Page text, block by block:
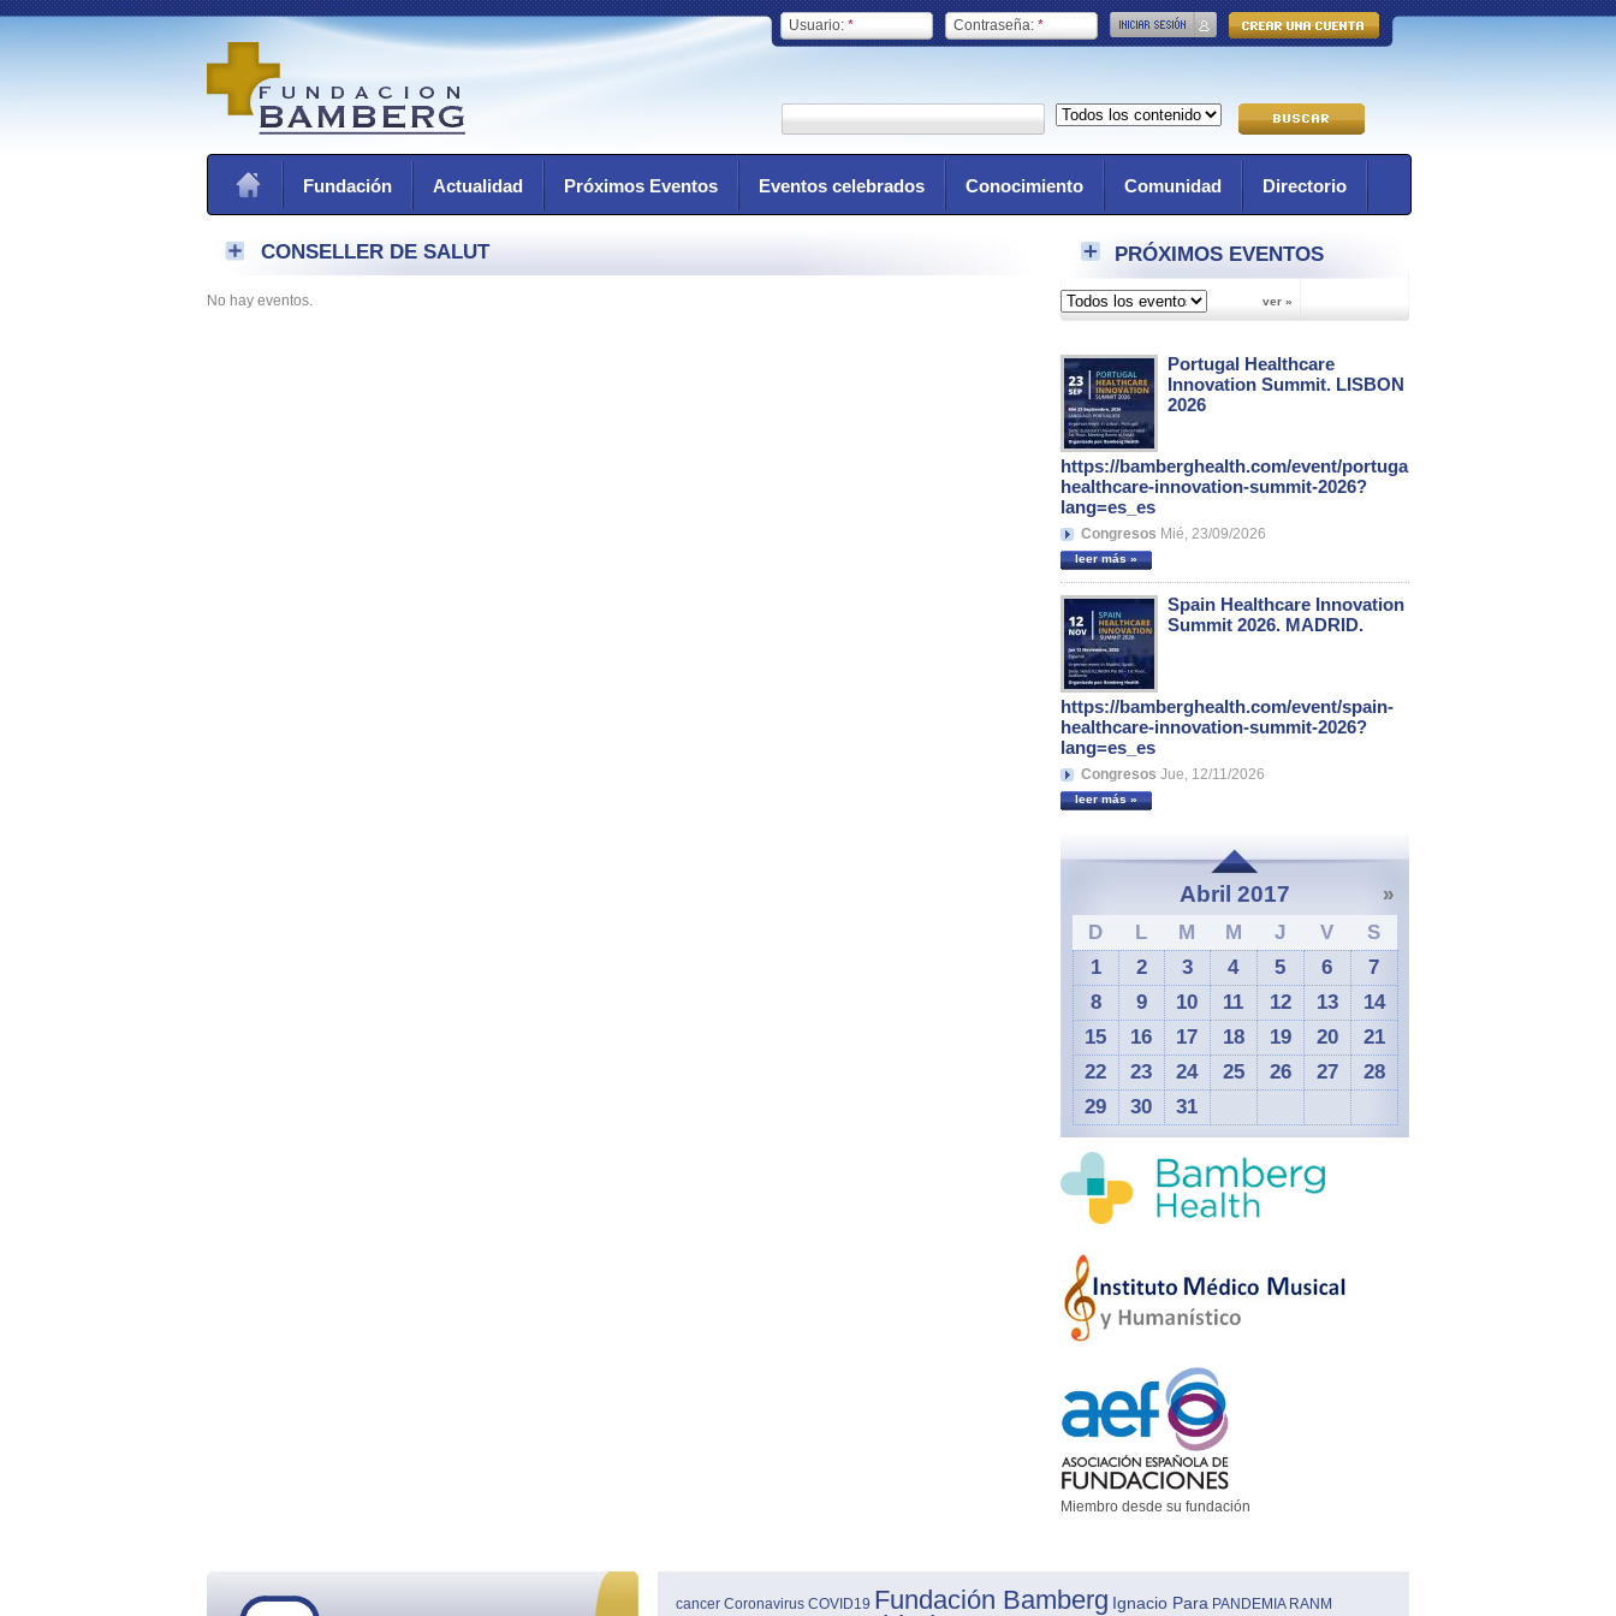
Usuario: * Contraseña: *
Fundación Actualidad Próximos Eventos Eventos celebrados Conocimiento Comunidad Directorio
PRÓXIMOS EVENTOS
Portugal Healthcare
Innovation Summit. LISBON
2026
https://bamberghealth.com/event/portugal-
healthcare-innovation-summit-2026?
lang=es_es
Congresos Mié, 23/09/2026
leer más »
Spain Healthcare Innovation
Summit 2026. MADRID.
https://bamberghealth.com/event/spain-
healthcare-innovation-summit-2026?
lang=es_es
Congresos Jue, 12/11/2026
leer más »
Abril 2017
»
D
L M M J V
S
1
2 3 4 5 6
7
8
9 10 11 12 13
14
15
16 17 18 19 20
21
22
23 24 25 26 27
28
29
30 31
Miembro desde su fundación
CONSELLER DE SALUT
No hay eventos.
cancer Coronavirus COVID19 Fundación Bamberg Ignacio Para PANDEMIA RANM